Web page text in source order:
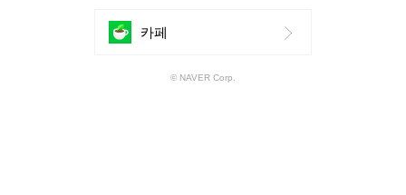
카페
공
© NAVER Corp.